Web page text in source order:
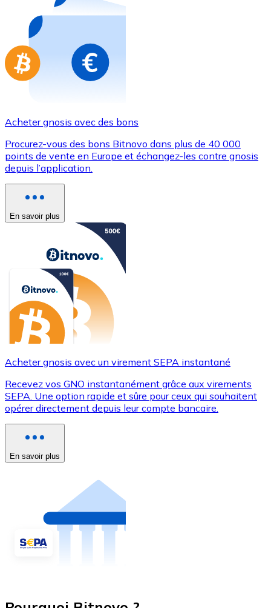
Achetez des cartes-cadeaux de vos marques
Aller à la boutique de cartes-cadeaux
Acheter gnosis avec des bons
Procurez-vous des bons Bitnovo dans plus de 40 000
points de vente en Europe et échangez-les contre gnosis
depuis l’application.
En savoir plus
Acheter gnosis avec un virement SEPA instantané
Recevez vos GNO instantanément grâce aux virements
SEPA. Une option rapide et sûre pour ceux qui souhaitent
opérer directement depuis leur compte bancaire.
En savoir plus